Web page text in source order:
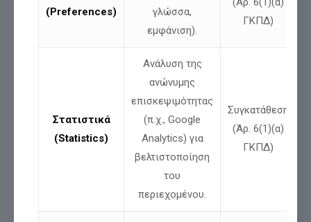
και να πορευθεί στο φως της αλήθειας
της ελευθερίας
και της εθνικής αξιοπρέπειας
Σχετικές αναρτήσεις
(Preferences)
γλώσσα,
εμφάνιση).
ΓΚΠΔ)
Στατιστικά
(Statistics)
Ανάλυση της
ανώνυμης
επισκεψιμότητας
(π.χ., Google
Analytics) για
βελτιστοποίηση
του
περιεχομένου.
Συγκατάθεση
(Άρ. 6(1)(α)
ΓΚΠΔ)